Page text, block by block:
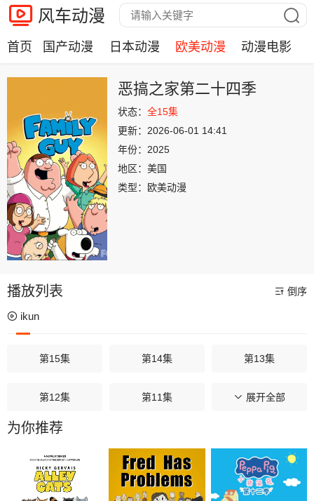
风车动漫
首页 国产动漫 日本动漫 欧美动漫 动漫电影
恶搞之家第二十四季
状态： 全15集
更新： 2026-06-01 14:41
年份： 2025
地区： 美国
类型：
欧美动漫
播放列表 倒序
ikun
第15集 第14集 第13集
第12集 第11集 第10集
第09集
第06集 第05集 第04集
展开全部
为你推荐